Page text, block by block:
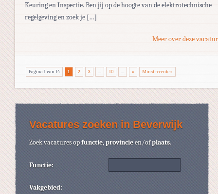
Keuring en Inspectie. Ben jij op de hoogte van de elektrotechnische
regelgeving en zoek je […]
Meer over deze
Pagina 1 van 14 1 2 3 ... 10 ... » Minst recente »
Vacatures zoeken in Beverwijk
Zoek vacatures opfunctie,provincieen/ofplaats.
Functie:
Vakgebied: